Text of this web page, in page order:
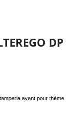
DP
ayant pour thème